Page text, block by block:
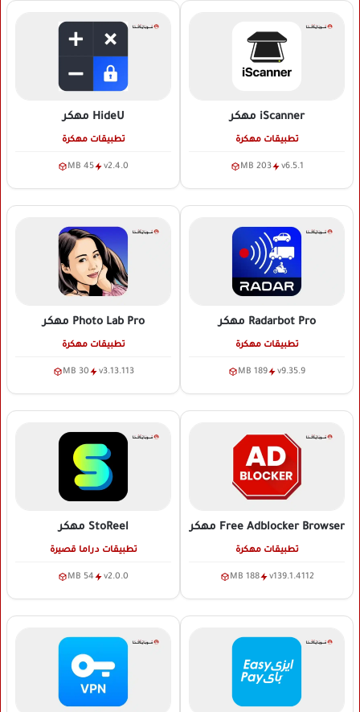
iScanner مهكر
تطبيقات مهكرة
v6.5.1
203 MB
HideU مهكر
تطبيقات مهكرة
v2.4.0
45 MB
Radarbot Pro مهكر
تطبيقات مهكرة
v9.35.9
189 MB
Photo Lab Pro مهكر
تطبيقات مهكرة
v3.13.113
30 MB
Free Adblocker Browser مهكر
تطبيقات مهكرة
v139.1.4112
188 MB
StoReel مهكر
تطبيقات دراما قصيرة
v2.0.0
54 MB